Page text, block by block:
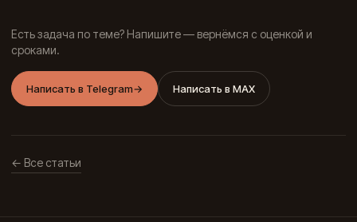
Есть задача по теме? Напишите — вернёмся с оценкой и
сроками.
Написать в Telegram→ Написать в MAX
← Все статьи